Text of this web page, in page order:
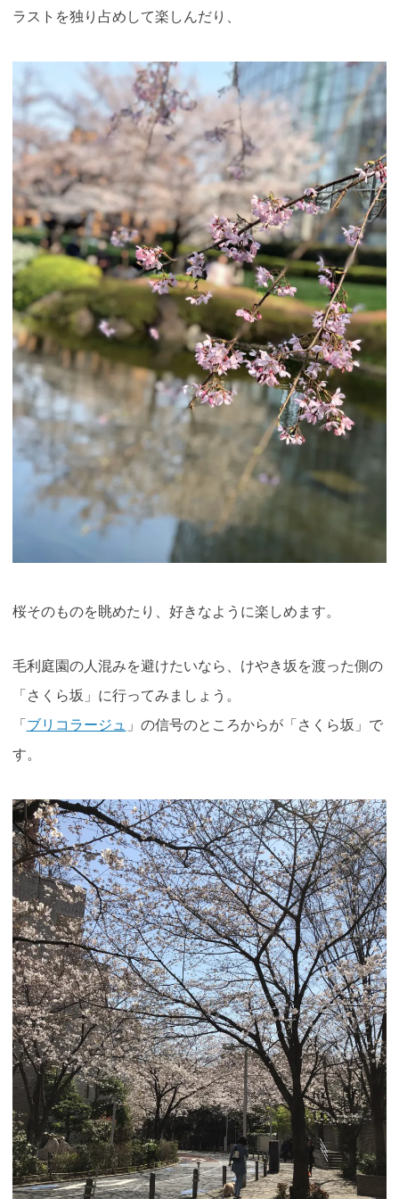
ラストを独り占めして楽しんだり、
桜そのものを眺めたり、好きなように楽しめます。
毛利庭園の人混みを避けたいなら、けやき坂を渡った側の
「さくら坂」に行ってみましょう。
「ブリコラージュ 」の信号のところからが「さくら坂」で
す。